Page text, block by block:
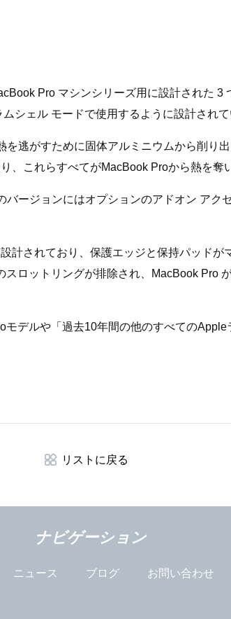
Pro マシンシリーズ用に設計された
シェル モードで使用するように設計されて
逃がすために固体アルミニウムから削り
、これらすべてがMacBook Proから熱を奪
ージョンにはオプションのアドオン アク
計されており、保護エッジと保持パッド
ロットリングが排除され、MacBook Pro
デルや「過去10年間の他のすべての
リストに戻る
ナビゲーション
ニュース ブログ お問い合わせ